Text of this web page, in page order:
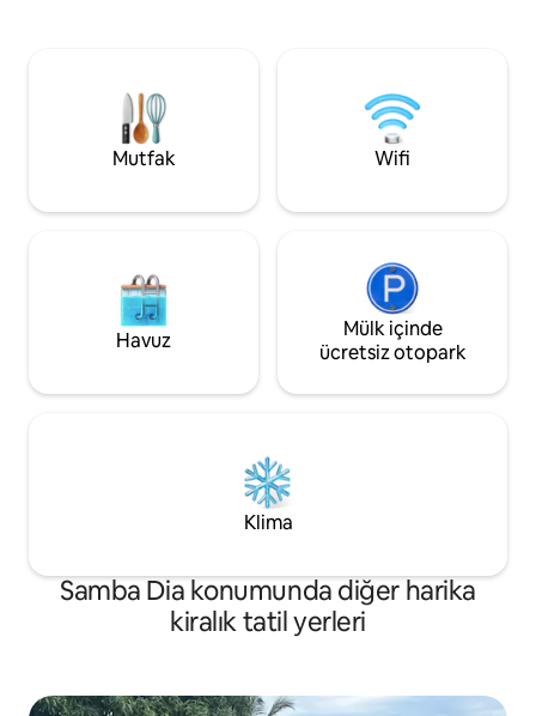
diagne📍
dakika, Somone
Saly'ye 15 dakika
Mutfak Wifi
Havuz
Mülk içinde
ücretsiz otopark
Klima
Samba Dia konumunda diğer harika
kiralık tatil yerleri